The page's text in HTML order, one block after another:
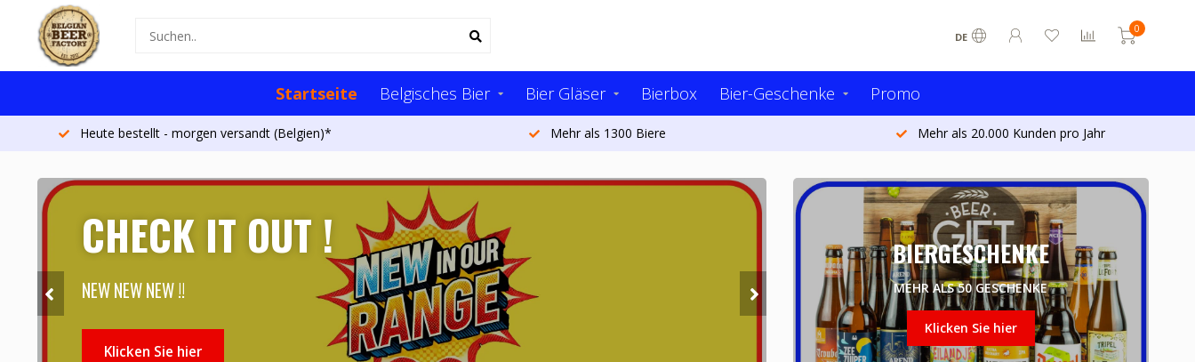
DE
0
Startseite Belgisches Bier Bier Gläser Bierbox Bier-Geschenke Promo
Heute bestellt - morgen versandt (Belgien)* Mehr als 1300 Biere Mehr als 20.000 Kunden pro Jahr
CHECK IT OUT !
NEW NEW NEW !!
Klicken Sie hier
BIERGESCHENKE
MEHR ALS 50 GESCHENKE
Klicken Sie hier